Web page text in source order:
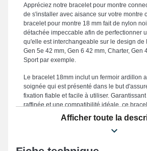
Appréciez notre bracelet pour montre
de s'installer avec aisance sur votre montre
bracelet pour montre 18 mm fait de nylon
détachée impeccable afin de perfectionner
qu'elle est interchangeable sur le design de
Gen 5e 42 mm, Gen 6 42 mm, Charter, Gen
Sport par exemple.
Le bracelet 18mm inclut un fermoir ardillon
soignée qui est présenté dans le but
fixation fiable et facile à utiliser.
raffinée et une compatibilité idéale, ce
présente une largeur de 18mm, ce qui en
vos exigences de confort et d'élégance. Ce
au moyen de sa structure élégante, en
Afficher toute la